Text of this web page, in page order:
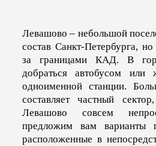
Левашово – небольшой
состав Санкт-Петербурга,
за границами КАД. В
добраться автобусом
одноименной станции.
составляет частный
Левашово совсем
предложим вам варианты
расположенные в